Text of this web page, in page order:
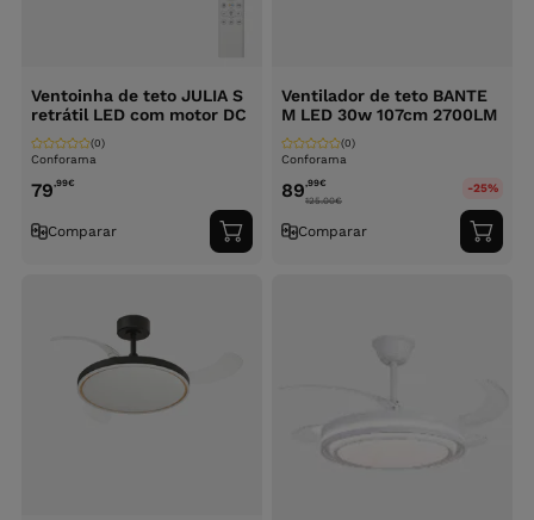
Ventoinha de teto JULIA S
retrátil LED com motor DC
Conforama
(0)
79,99€
Comparar
Adicionar
ao
Ventilador de teto BANTE
M LED 30w 107cm 2700LM
Conforama
(0)
89,99€
125.00€
-25%
Comparar
ao